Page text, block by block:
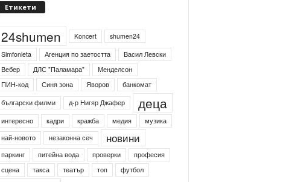
Етикети
24shumen Koncert
shumen24
Simfonieta
Агенция по заетостта
Васил Левски
Вебер
ДЛС "Паламара"
Менделсон
ПИН-код
Синя зона Яворов
банкомат
български филми
д-р Нигяр Джафер деца
интересно кадри кражба медия
най-новото
незаконна сеч новини
паркинг питейна вода проверки
професия